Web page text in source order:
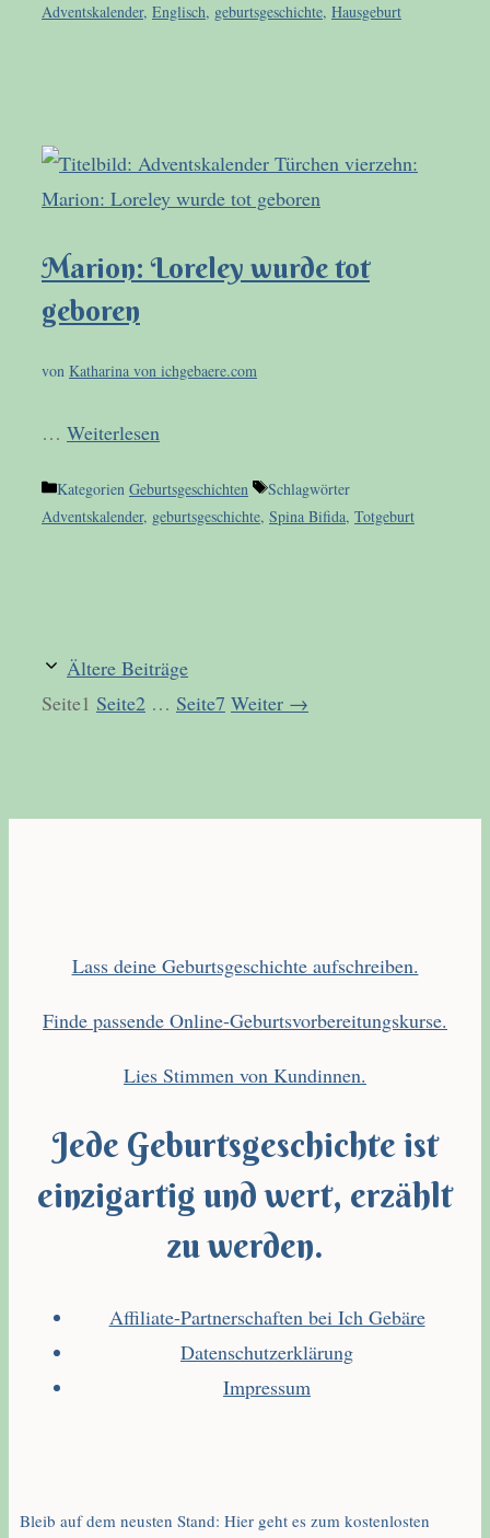
Adventskalender, Englisch, geburtsgeschichte, Hausgeburt
Marion: Loreley wurde tot
geboren
von Katharina von ichgebaere.com
… Weiterlesen
Kategorien Geburtsgeschichten
Schlagwörter
Adventskalender, geburtsgeschichte, Spina Bifida, Totgeburt
Ältere Beiträge
Seite1 Seite2 … Seite7 Weiter →
Lass deine Geburtsgeschichte aufschreiben.
Finde passende Online-Geburtsvorbereitungskurse.
Lies Stimmen von Kundinnen.
Jede Geburtsgeschichte ist
einzigartig und wert, erzählt
zu werden.
Affiliate-Partnerschaften bei Ich Gebäre
Datenschutzerklärung
Impressum
Bleib auf dem neusten Stand: Hier geht es zum kostenlosten